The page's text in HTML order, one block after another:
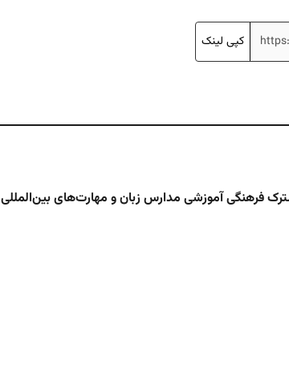
کپی لینک
فرهنگی آموزشی مدارس زبان و مهارت‌های بین‌المللی